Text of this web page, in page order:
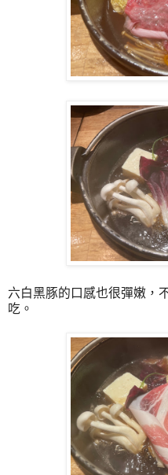
六白黑豚的口感也很彈嫩，
吃。